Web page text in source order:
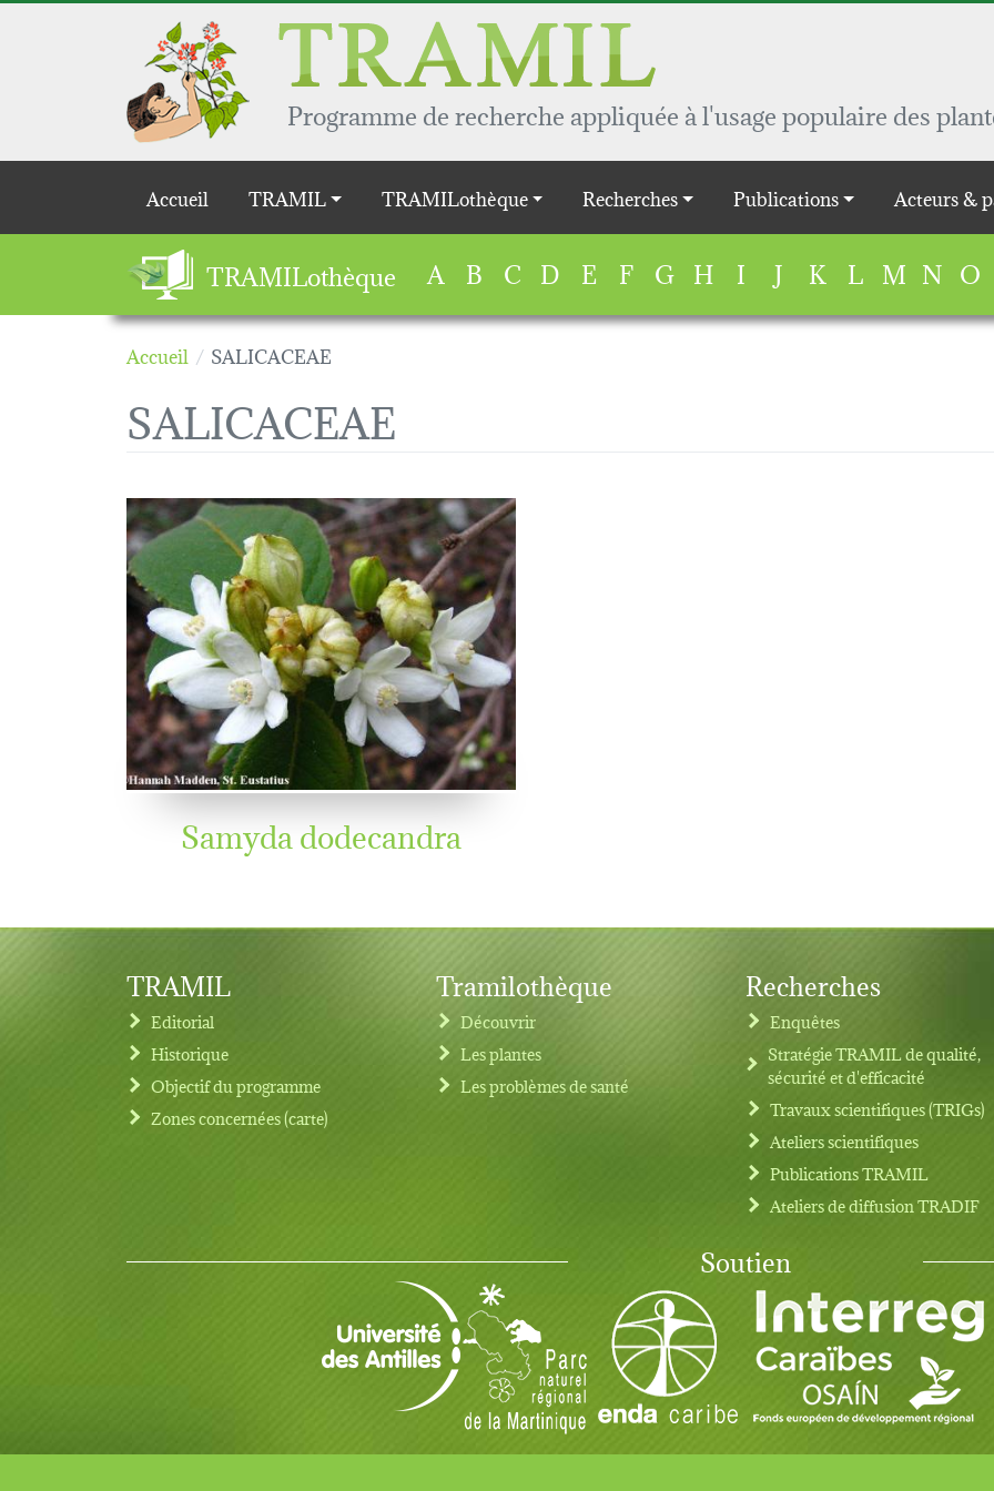
Aller au contenu principal
Programme de recherche appliquée à l'usage populaire des
Main navigation
Accueil TRAMIL TRAMILothèque Recherches Publications Acteurs &
TRAMILothèque A B C D E F G H I J K L M N O
Accueil SALICACEAE
SALICACEAE
Samyda dodecandra
Footer menu
TRAMIL
Editorial
Historique
Objectif du programme
Zones concernées (carte)
Tramilothèque
Découvrir
Les plantes
Les problèmes de santé
Recherches
Enquêtes
Stratégie TRAMIL de qualité,
sécurité et d'efficacité
Travaux scientifiques (TRIGs)
Ateliers scientifiques
Publications TRAMIL
Ateliers de diffusion TRADIF
Soutien